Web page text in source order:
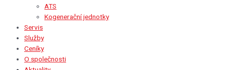
ATS
Kogenerační jednotky
Servis
Služby
Ceníky
O společnosti